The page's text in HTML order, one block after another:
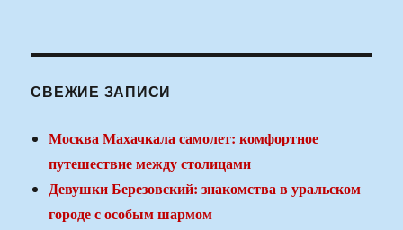
СВЕЖИЕ ЗАПИСИ
Москва Махачкала самолет: комфортное
путешествие между столицами
Девушки Березовский: знакомства в уральском
городе с особым шармом